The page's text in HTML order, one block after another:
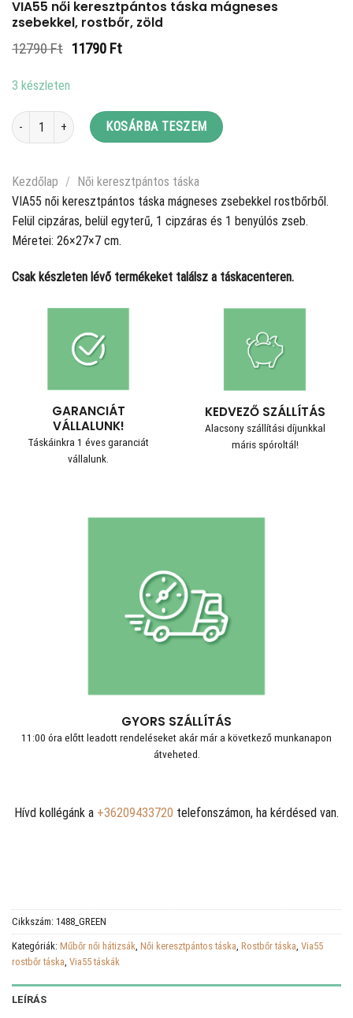
VIA55 női keresztpántos táska mágneses
zsebekkel, rostbőr, zöld
12790Ft Original
11790 FtCurrent
3 készleten
VIA55 női keresztpántos táska mágneses zsebekkel, rostbőr, zöld
KOSÁRBA TESZEM
Kezdőlap /
Női keresztpántos táska
VIA55 női keresztpántos táska mágneses zsebekkel rostbőrből.
Felül cipzáras, belül egyterű, 1 cipzáras és 1 benyúlós zseb.
Méretei: 26×27×7 cm.
Csak készleten lévő termékeket találsz a táskacenteren.
GARANCIÁT
VÁLLALUNK!
Táskáinkra 1 éves garanciát
vállalunk.
KEDVEZŐ SZÁLLÍTÁS
Alacsony szállítási díjunkkal
máris spóroltál!
GYORS SZÁLLÍTÁS
11:00 óra előtt leadott rendeléseket akár már a következő munkanapon
átveheted.
Hívd kollégánk a +36209433720 telefonszámon, ha kérdésed van.
Cikkszám: 1488_GREEN
Kategóriák: Műbőr női hátizsák, Női keresztpántos táska, Rostbőr táska, Via55
rostbőr táska, Via55 táskák
LEÍRÁS